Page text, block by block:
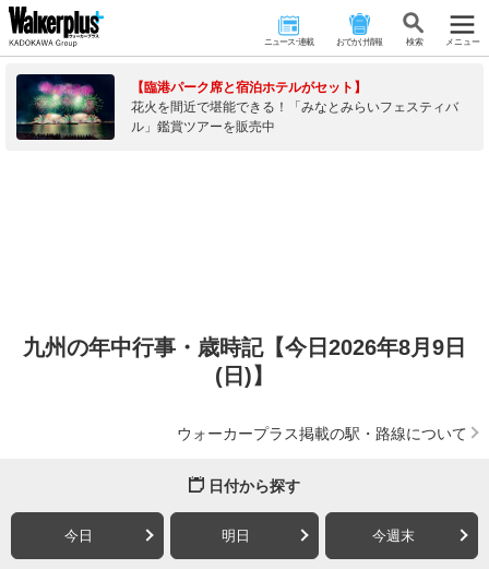
ニュース･連載 おでかけ情報 検 索 メニュー
【臨港パーク席と宿泊ホテルがセット】
花火を間近で堪能できる！「みなとみらいフェスティバ
ル」鑑賞ツアーを販売中
九州の年中行事・歳時記【今日2026年8月9日
(日)】
ウォーカープラス掲載の駅・路線について
日付から探す
今日 明日 今週末